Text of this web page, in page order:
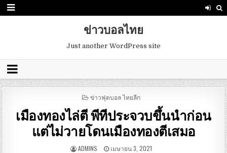
ข่าวบอลไทย
Just another WordPress site
POSTED
ข่าวฟุตบอล ไทยลีก
เมืองทองไล่ตี พีทีประจวบขึ้นนำก่อน
แต่ไม่วายโดนเมืองทองตีเสมอ
ADMINS เมษายน 3, 2021